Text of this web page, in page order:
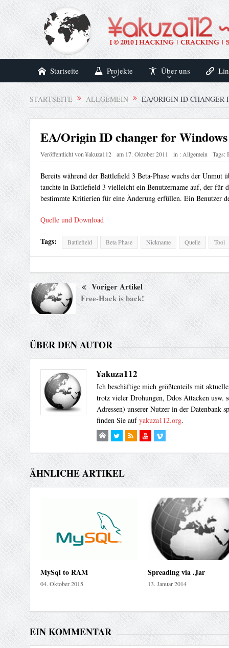
Startseite Projekte Über uns
STARTSEITE ALLGEMEIN EA/ORIGIN ID CHANGER
EA/Origin ID changer for Windows
Veröffentlicht von¥akuza112 am 17. Oktober 2011 in :Allgemein Tags:
Bereits während der Battlefield 3 Beta-Phase wuchs der Unmut
tauchte in Battlefield 3 vielleicht ein Benutzername auf, der für
bestimmte Kritierien für eine Änderung erfüllen. Ein Benutzer
Quelle und Download
Tags: Battlefield Beta Phase Nickname Quelle Tool
Voriger Artikel
Free-Hack is back!
ÜBER DEN AUTOR
¥akuza112
Ich beschäftige mich größtenteils mit
trotz vieler Drohungen, Ddos Attacken usw.
Adressen) unserer Nutzer in der Datenbank
finden Sie aufyakuza112.org.
ÄHNLICHE ARTIKEL
MySql to RAM
04. Oktober 2015
Spreading via .Jar
13. Januar 2014
EIN KOMMENTAR